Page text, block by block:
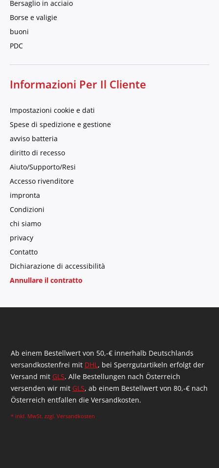
Bersaglio in acciaio
Borse e valigie
buoni
PDC
Informazioni Per Il Cliente
Impostazioni cookie e dati
Spese di spedizione e gestione
avviso batteria
diritto di recesso
Aiuto/Supporto/Resi
Accesso rivenditore
impronta
Condizioni
chi siamo
privacy
Contatto
Dichiarazione di accessibilità
Annullare il contratto
Ab einem Bestellwert von 50,-€ innerhalb Deutschlands
versandkostenfrei mit DHL, bei Sperrgutartikeln erfolgt der
Versand mit GLS. Alle Bestellungen nach Österreich
versenden wir mit GLS, ab einem Bestellwert von 80,-€ nach
Österreich entfallen die Versandkosten.
* inkl. MwSt. zzgl. Versandkosten